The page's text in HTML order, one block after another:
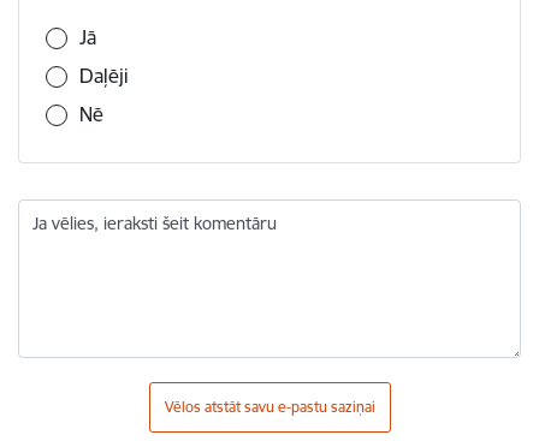
Jā
Daļēji
Nē
Ja vēlies, ieraksti šeit komentāru
Vēlos atstāt savu e-pastu saziņai